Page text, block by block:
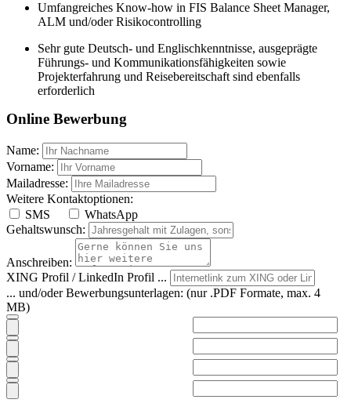
Umfangreiches Know-how in FIS Balance Sheet Manager,
ALM und/oder Risikocontrolling
Sehr gute Deutsch- und Englischkenntnisse, ausgeprägte
Führungs- und Kommunikationsfähigkeiten sowie
Projekterfahrung und Reisebereitschaft sind ebenfalls
erforderlich
Online Bewerbung
Name:
Vorname:
Mailadresse:
Weitere Kontaktoptionen:
SMS
WhatsApp
Gehaltswunsch:
Anschreiben:
XING Profil / LinkedIn Profil ...
... und/oder Bewerbungsunterlagen: (nur .PDF Formate, max. 4
MB)